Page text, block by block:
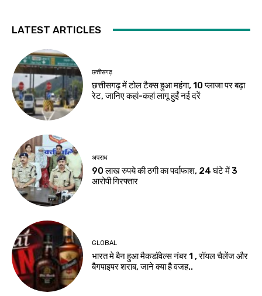
LATEST ARTICLES
छत्तीसगढ़
छत्तीसगढ़ में टोल टैक्स हुआ महंगा, 10 प्लाजा पर बढ़ा
रेट, जानिए कहां-कहां लागू हुईं नई दरें
अपराध
90 लाख रुपये की ठगी का पर्दाफाश, 24 घंटे में 3
आरोपी गिरफ्तार
GLOBAL
भारत मे बैन हुआ मैकडॉवेल्स नंबर 1 , रॉयल चैलेंज और
बैगपाइपर शराब, जाने क्या है वजह..